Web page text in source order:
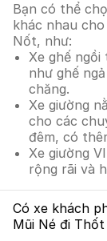
Bạn có thể
khác nhau
Nốt, như:
Xe ghế
như ghế
chăng.
Xe giường
cho các
đêm, có
Xe giường
rộng rãi và
Có xe khách
Mũi Né đi